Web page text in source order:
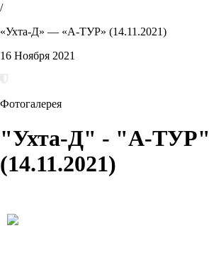
/
«Ухта-Д» — «А-ТУР» (14.11.2021)
16 Ноября 2021
Фотогалерея
"Ухта-Д" - "А-ТУР"
(14.11.2021)